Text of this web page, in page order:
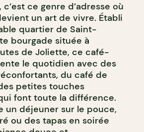
c’est ce genre d’adresse où
un art de vivre. Établi
quartier de Saint-
bourgade située à
de Joliette, ce café-
le quotidien avec des
du café de
petites touches
font toute la différence.
un déjeuner sur le pouce,
ou des tapas en soirée